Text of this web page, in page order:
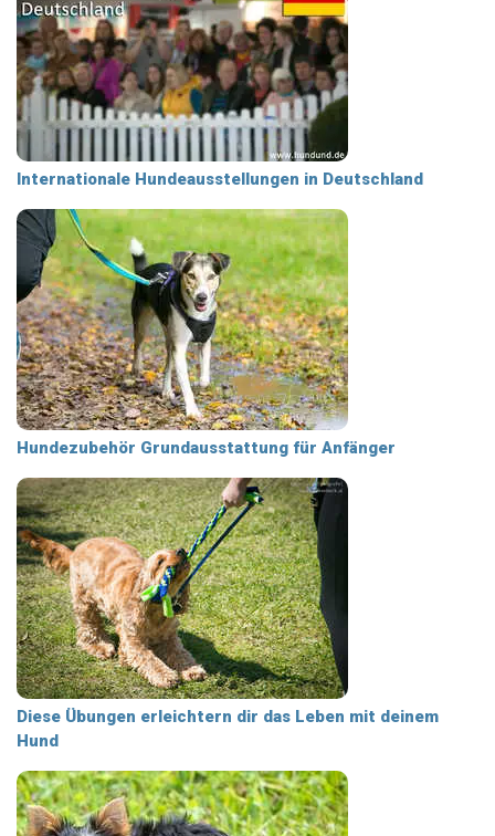
Internationale Hundeausstellungen in Deutschland
Hundezubehör Grundausstattung für Anfänger
Diese Übungen erleichtern dir das Leben mit deinem
Hund